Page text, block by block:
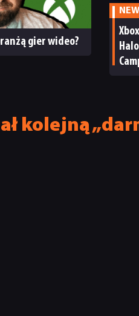
gier wideo?
kolejną